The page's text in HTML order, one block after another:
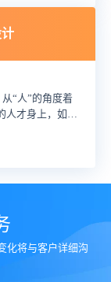
“人”的角度着
人才身上，如果
就可以大大地
化将与客户详细沟